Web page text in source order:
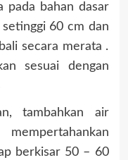
pada bahan dasar
setinggi 60 cm dan
secara merata .
sesuai dengan
tambahkan air
berkisar 50 – 60